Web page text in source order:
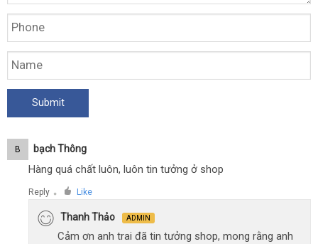
B Bạch Thông
Hàng quá chất luôn, luôn tin tưởng ở shop
Reply ● Like
Thanh Thảo ADMIN
Cảm ơn anh trai đã tin tưởng shop, mong rằng anh